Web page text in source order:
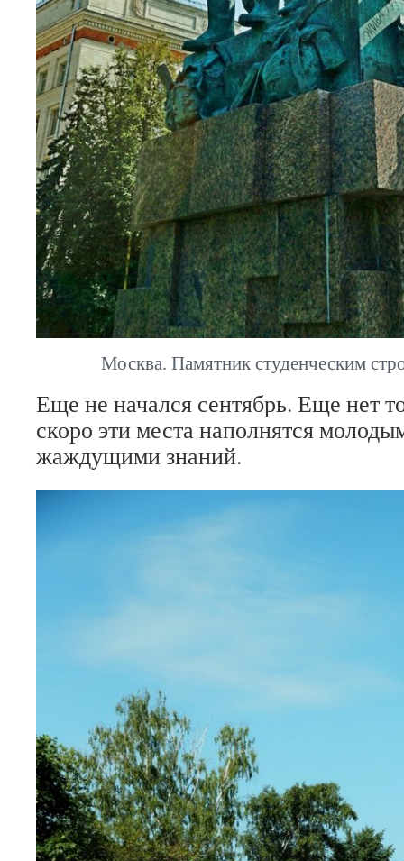
Москва. Памятник студенческим
Еще не начался сентябрь. Еще нет
скоро эти места наполнятся
жаждущими знаний.